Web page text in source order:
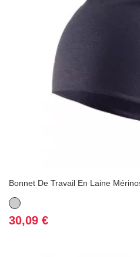
Bonnet De Travail En Laine
Gris
Prix
30,09 €